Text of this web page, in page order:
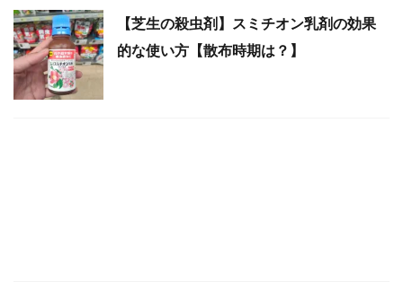
【芝生の殺虫剤】スミチオン乳剤の効果
的な使い方【散布時期は？】